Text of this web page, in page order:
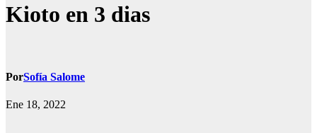
Kioto en 3 dias
PorSofía Salome
Ene 18, 2022